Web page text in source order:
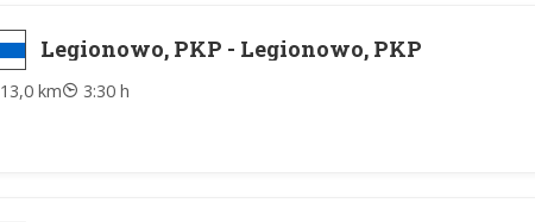
Legionowo, PKP - Legionowo, PKP
13,0 km 3:30 h